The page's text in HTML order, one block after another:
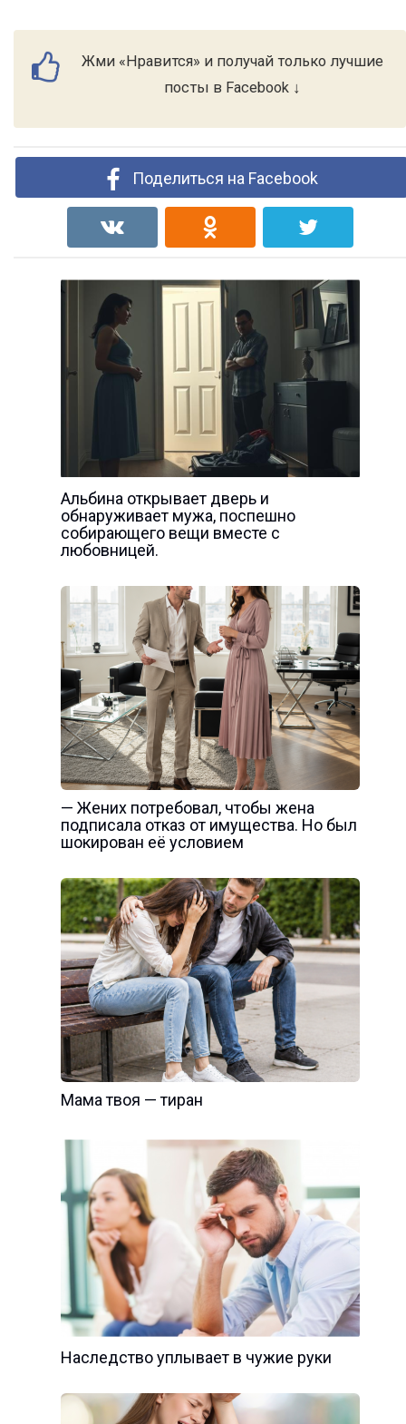
Жми «Нравится» и получай только лучшие
посты в Facebook ↓
Поделиться на Facebook
Альбина открывает дверь и
обнаруживает мужа, поспешно
собирающего вещи вместе с
любовницей.
— Жених потребовал, чтобы жена
подписала отказ от имущества. Но был
шокирован её условием
Мама твоя — тиран
Наследство уплывает в чужие руки